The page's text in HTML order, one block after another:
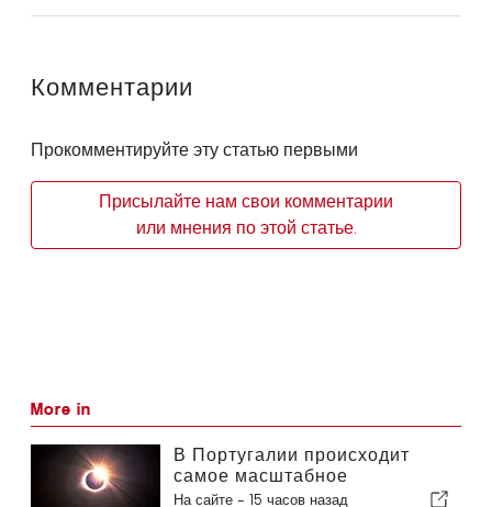
Комментарии
Прокомментируйте эту статью первыми
Присылайте нам свои комментарии
или мнения по этой статье.
More in
В Португалии происходит
самое масштабное
солнечное затмение столетия
На сайте - 15 часов назад